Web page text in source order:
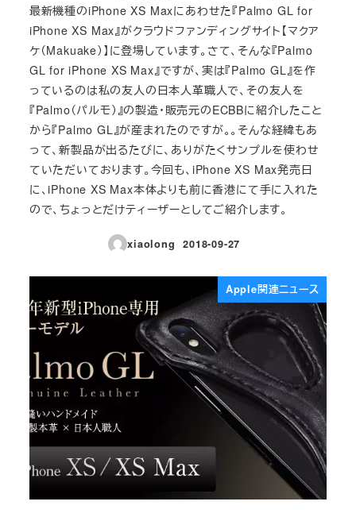
最新機種のiPhone XS Maxにあわせた『Palmo GL for
iPhone XS Max』がクラウドファンディングサイト【マクア
ケ（Makuake）】に登場しています。さて、そんな『Palmo
GL for iPhone XS Max』ですが、実は『Palmo GL』を作
っているのは私の友人の日本人革職人で、その友人を
『Palmo（パルモ）』の製造・販売元のECBBに紹介したこと
から『Palmo GL』が産まれたのですが。。そんな経緯もあ
って、新製品が出るたびに、ありがたくサンプルを使わせ
ていただいております。今回も、iPhone XS Max発売日
に、iPhone XS Max本体よりも前に香港にて手に入れた
ので、ちょっとだけティーザーとしてご紹介します。
xiaolong
投稿日
2018-09-27
Apple関連ニュース